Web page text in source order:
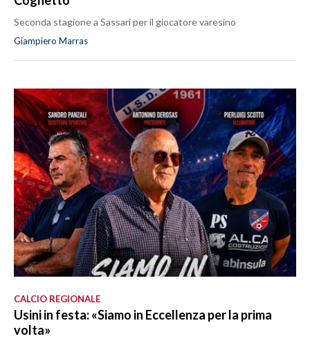
Seconda stagione a Sassari per il giocatore varesino
Giampiero Marras
CALCIO REGIONALE
Usini in festa: «Siamo in Eccellenza per la prima
volta»